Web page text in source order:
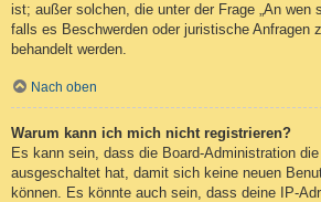
ist; außer solchen, die unter der Frage „An wen
falls es Beschwerden oder juristische Anfragen
behandelt werden.
Nach oben
Warum kann ich mich nicht registrieren?
Es kann sein, dass die Board-Administration
ausgeschaltet hat, damit sich keine neuen
können. Es könnte auch sein, dass deine IP-